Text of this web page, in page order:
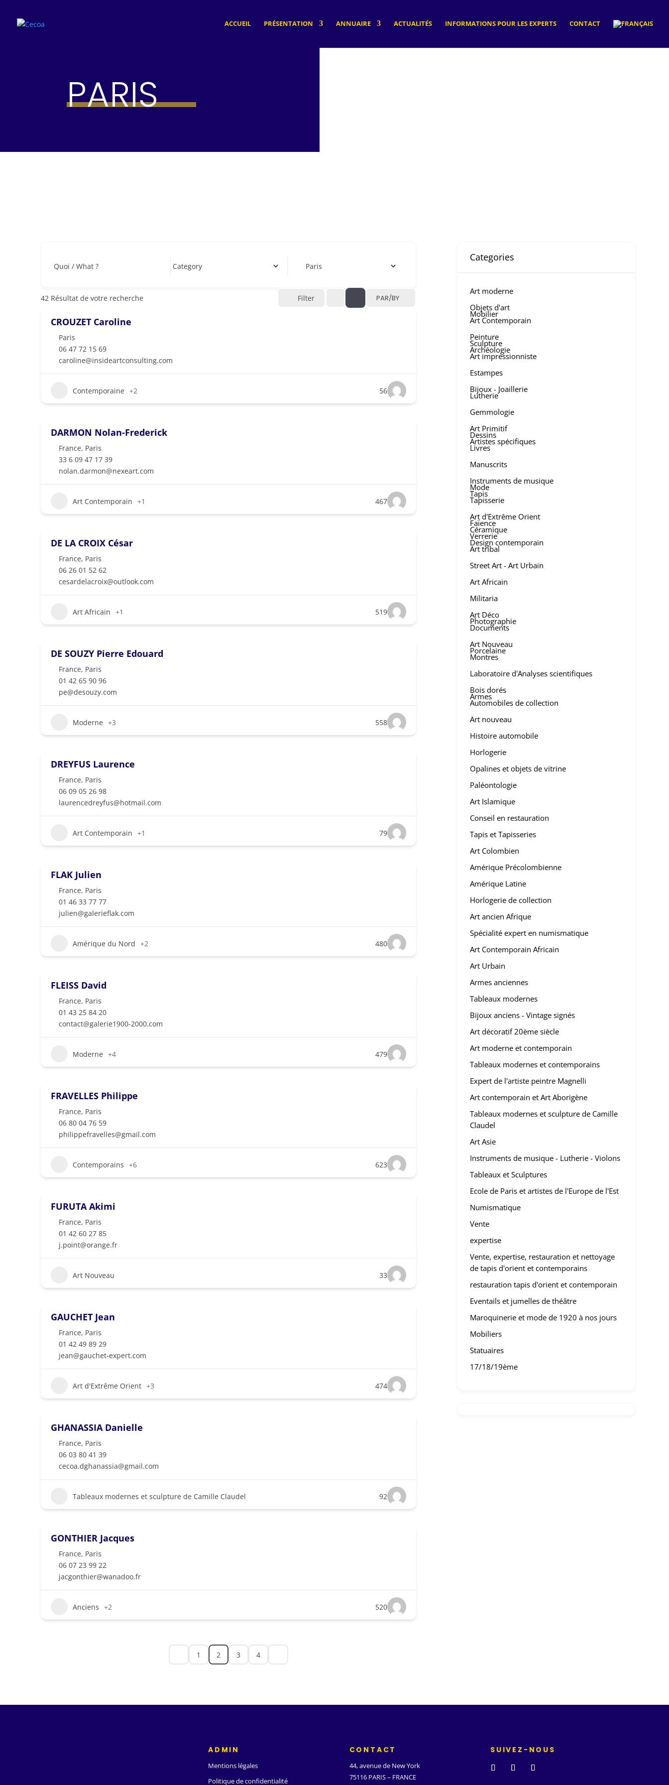
ACCUEIL PRÉSENTATION ANNUAIRE ACTUALITÉS INFORMATIONS POUR LES EXPERTS CONTACT
PARIS
Quoi / What ?
42 Résultat de votre recherche Filter PAR/BY
CROUZET Caroline
Paris
06 47 72 15 69
caroline@insideartconsulting.com
Contemporaine +2 56
DARMON Nolan-Frederick
France, Paris
33 6 09 47 17 39
nolan.darmon@nexeart.com
Art Contemporain +1 467
DE LA CROIX César
France, Paris
06 26 01 52 62
cesardelacroix@outlook.com
Art Africain +1 519
DE SOUZY Pierre Edouard
France, Paris
01 42 65 90 96
pe@desouzy.com
Moderne +3 558
DREYFUS Laurence
France, Paris
06 09 05 26 98
laurencedreyfus@hotmail.com
Art Contemporain +1 79
FLAK Julien
France, Paris
01 46 33 77 77
julien@galerieflak.com
Amérique du Nord +2 480
FLEISS David
France, Paris
01 43 25 84 20
contact@galerie1900-2000.com
Moderne +4 479
FRAVELLES Philippe
France, Paris
06 80 04 76 59
philippefravelles@gmail.com
Contemporains +6 623
FURUTA Akimi
France, Paris
01 42 60 27 85
j.point@orange.fr
Art Nouveau 33
GAUCHET Jean
France, Paris
01 42 49 89 29
jean@gauchet-expert.com
Art d'Extrême Orient +3 474
GHANASSIA Danielle
France, Paris
06 03 80 41 39
cecoa.dghanassia@gmail.com
Tableaux modernes et sculpture de Camille Claudel 92
GONTHIER Jacques
France, Paris
06 07 23 99 22
jacgonthier@wanadoo.fr
Anciens +2 520
1 2 3 4
Categories
Art moderne
Objets d'art
Mobilier
Art Contemporain
Peinture
Sculpture
Archéologie
Art impressionniste
Estampes
Bijoux - Joaillerie
Lutherie
Gemmologie
Art Primitif
Dessins
Artistes spécifiques
Livres
Manuscrits
Instruments de musique
Mode
Tapis
Tapisserie
Art d'Extrême Orient
Faïence
Céramique
Verrerie
Design contemporain
Art tribal
Street Art - Art Urbain
Art Africain
Militaria
Art Déco
Photographie
Documents
Art Nouveau
Porcelaine
Montres
Laboratoire d'Analyses scientifiques
Bois dorés
Armes
Automobiles de collection
Art nouveau
Histoire automobile
Horlogerie
Opalines et objets de vitrine
Paléontologie
Art Islamique
Conseil en restauration
Tapis et Tapisseries
Art Colombien
Amérique Précolombienne
Amérique Latine
Horlogerie de collection
Art ancien Afrique
Spécialité expert en numismatique
Art Contemporain Africain
Art Urbain
Armes anciennes
Tableaux modernes
Bijoux anciens - Vintage signés
Art décoratif 20ème siècle
Art moderne et contemporain
Tableaux modernes et contemporains
Expert de l'artiste peintre Magnelli
Art contemporain et Art Aborigène
Tableaux modernes et sculpture de Camille
Claudel
Art Asie
Instruments de musique - Lutherie - Violons
Tableaux et Sculptures
Ecole de Paris et artistes de l'Europe de l'Est
Numismatique
Vente
expertise
Vente, expertise, restauration et nettoyage
de tapis d'orient et contemporains
restauration tapis d'orient et contemporain
Eventails et jumelles de théâtre
Maroquinerie et mode de 1920 à nos jours
Mobiliers
Statuaires
17/18/19ème
ADMIN
Mentions légales
Politique de confidentialité
CONTACT
44, avenue de New York
75116 PARIS – FRANCE
SUIVEZ-NOUS